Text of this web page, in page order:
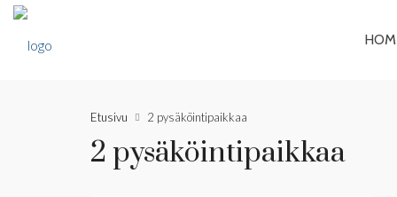
Etusivu 2 pysäköintipaikkaa
2 pysäköintipaikkaa